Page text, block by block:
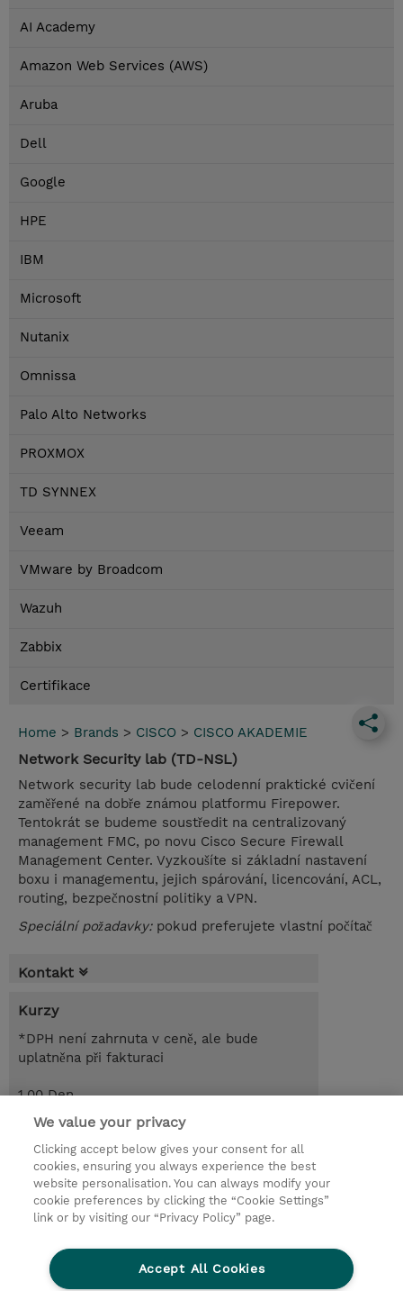
AI Academy
Amazon Web Services (AWS)
Aruba
Dell
Google
HPE
IBM
Microsoft
Nutanix
Omnissa
Palo Alto Networks
PROXMOX
TD SYNNEX
Veeam
VMware by Broadcom
Wazuh
Zabbix
Certifikace
Home > Brands > CISCO > CISCO AKADEMIE
Network Security lab (TD-NSL)
Network security lab bude celodenní praktické cvičení
zaměřené na dobře známou platformu Firepower.
Tentokrát se budeme soustředit na centralizovaný
management FMC, po novu Cisco Secure Firewall
Management Center. Vyzkoušíte si základní nastavení
boxu i managementu, jejich spárování, licencování, ACL,
routing, bezpečnostní politiky a VPN.
Speciální požadavky: pokud preferujete vlastní počítač
Kontakt
Kurzy
*DPH není zahrnuta v ceně, ale bude
uplatněna při fakturaci
1.00 Den
CZK 8 900,00
Poptat kurz / privátní školení
© 2026 TD SYNNEX
Pro investory
Ochrana osobních údajů
Ethics and Compliance
Ethics Line
We value your privacy
Clicking accept below gives your consent for all
cookies, ensuring you always experience the best
website personalisation. You can always modify your
cookie preferences by clicking the “Cookie Settings”
link or by visiting our “Privacy Policy” page.
Accept All Cookies